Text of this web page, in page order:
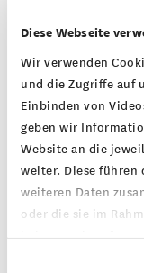
Diese Webseite
Wir verwenden
und die Zugriffe auf
Einbinden von
geben wir
Website an die
weiter. Diese
weiteren Daten
oder die sie im
haben. Mehr
Wie sind
Mitteln für